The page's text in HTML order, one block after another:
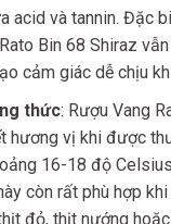
acid và tannin. Đặc
Bin 68 Shiraz
cảm giác dễ chịu
thức: Rượu Vang
hương vị khi được
16-18 độ
còn rất phù hợp
đỏ, thịt nướng